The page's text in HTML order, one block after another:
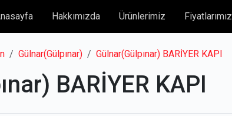
Hakkımızda Ürünlerimiz Fiyatlarımız
Gülnar(Gülpınar) Gülnar(Gülpınar) BARİYER KAPI
BARİYER KAPI